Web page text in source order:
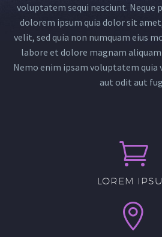
voluptatem sequi nesciunt. Neque
dolorem ipsum quia dolor sit
velit, sed quia non numquam eius
labore et dolore magnam
Nemo enim ipsam voluptatem
aut odit aut


LOREM

